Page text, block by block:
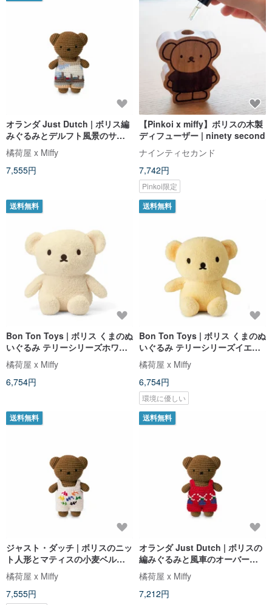
オランダ Just Dutch | ボリス編
みぐるみとデルフト風景のサロ
ペット
橘荷屋 x Miffy
7,555円
【Pinkoi x miffy】ボリスの木製
ディフューザー | ninety second
ナインティセカンド
7,742円
Pinkoi限定
送料無料
Bon Ton Toys | ボリス くまのぬ
いぐるみ テリーシリーズホワイ
ト24cm
橘荷屋 x Miffy
6,754円
送料無料
Bon Ton Toys | ボリス くまのぬ
いぐるみ テリーシリーズイエロ
ー24cm
橘荷屋 x Miffy
6,754円
環境に優しい
送料無料
ジャスト・ダッチ | ボリスのニッ
ト人形とマティスの小麦ベル
ト・サスペンダー
橘荷屋 x Miffy
7,555円
送料無料
オランダ Just Dutch | ボリスの
編みぐるみと風車のオーバーオ
ール
橘荷屋 x Miffy
7,212円